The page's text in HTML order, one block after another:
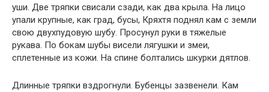
уши. Две тряпки свисали сзади, как два крыла. На лицо
упали крупные, как град, бусы, Кряхтя поднял кам с земли
свою двухпудовую шубу. Просунул руки в тяжелые
рукава. По бокам шубы висели лягушки и змеи,
сплетенные из кожи. На спине болтались шкурки дятлов.
Длинные тряпки вздрогнули. Бубенцы зазвенели. Кам